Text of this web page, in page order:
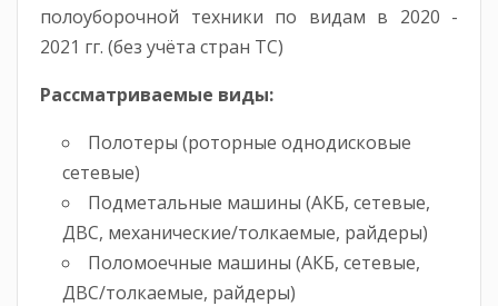
полоуборочной техники по видам в 2020 -
2021 гг. (без учёта стран ТС)
Рассматриваемые виды:
Полотеры (роторные однодисковые
сетевые)
Подметальные машины (АКБ, сетевые,
ДВС, механические/толкаемые, райдеры)
Поломоечные машины (АКБ, сетевые,
ДВС/толкаемые, райдеры)